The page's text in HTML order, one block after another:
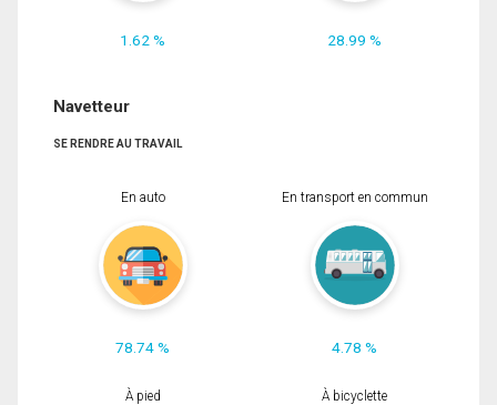
1.62 % 28.99 %
Navetteur
SE RENDRE AU TRAVAIL
En auto
78.74 %
En transport en commun
4.78 %
À pied À bicyclette